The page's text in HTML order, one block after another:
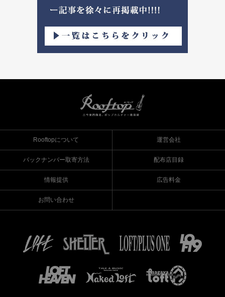
Rooftopについて 運営会社
バックナンバー取寄方法 配布店目録
情報提供 広告料金
お問い合わせ